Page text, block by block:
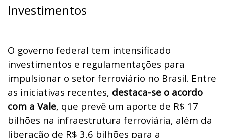
Investimentos
O governo federal tem intensificado
investimentos e regulamentações para
impulsionar o setor ferroviário no Brasil. Entre
as iniciativas recentes, destaca-se o acordo
com a Vale, que prevê um aporte de R$ 17
bilhões na infraestrutura ferroviária, além da
liberação de R$ 3,6 bilhões para a